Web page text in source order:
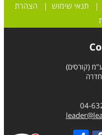
| תנאי שימוש | הצהרת